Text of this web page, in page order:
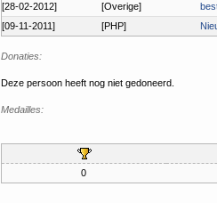
[28-02-2012]
[Overige]
[09-11-2011]
[PHP]
Donaties:
Deze persoon heeft nog niet gedoneerd.
Medailles:
0